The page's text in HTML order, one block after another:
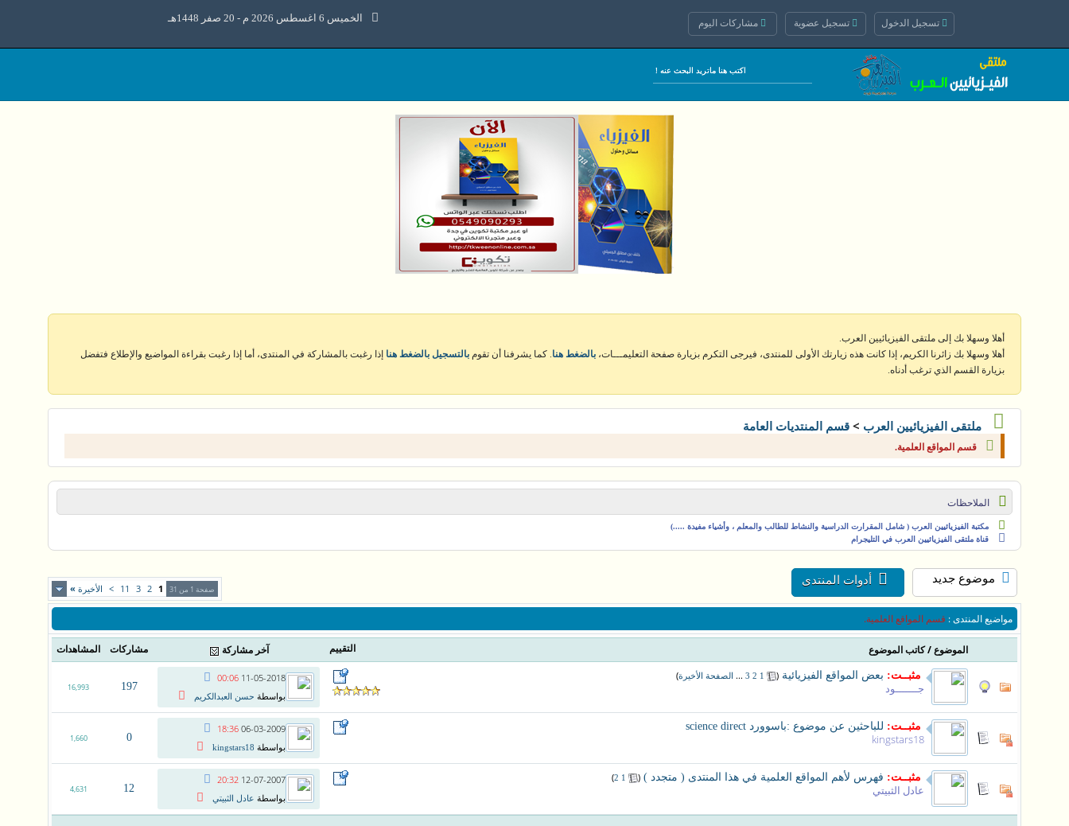
تسجيل الدخول تسجيل عضوية مشاركات اليوم الخميس 6 اغسطس 2026 م - 20 صفر 1448هـ
أهلا وسهلا بك إلى ملتقى الفيزيائيين العرب.
أهلا وسهلا بك زائرنا الكريم، إذا كانت هذه زيارتك الأولى للمنتدى، فيرجى التكرم بزيارة صفحة التعليمـــات، بالضغط هنا . كما يشرفنا أن تقوم بالتسجيل بالضغط هنا إذا رغبت بالمشاركة في المنتدى، أما إذا رغبت بقراءة المواضيع والإطلاع فتفضل
بزيارة القسم الذي ترغب أدناه.
ملتقى الفيزيائيين العرب > قسم المنتديات العامة
قسم المواقع العلمية.
الملاحظات
مكتبة الفيزيائيين العرب ( شامل المقرارت الدراسية والنشاط للطالب والمعلم ، وأشياء مفيدة .....)
قناة ملتقى الفيزيائيين العرب في التليجرام
موضوع جديد أدوات المنتدى
صفحة 1 من 31 1
2
3
11
> الأخيرة »
مواضيع المنتدى: قسم المواقع العلمية.
التقييم الموضوع /كاتب الموضوع آخر مشاركة مشاركات المشاهدات
مثبــت: بعض المواقع الفيزيائية (
1
2
3
... الصفحة الأخيرة)
جـــــــود
11-05-2018
00:06
بواسطة حسن العبدالكريم
197
16,993
مثبــت: للباحثين عن موضوع :باسوورد science direct
kingstars18
06-03-2009
18:36
بواسطة kingstars18
0
1,660
مثبــت: فهرس لأهم المواقع العلمية في هذا المنتدى ( متجدد ) (
1
2
)
عادل الثبيتي
12-07-2007
20:32
بواسطة عادل الثبيتي
12
4,631